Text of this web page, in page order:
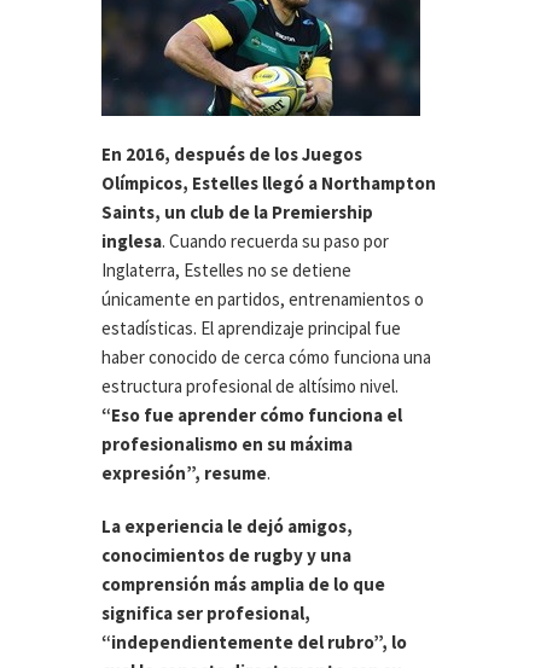
En 2016, después de los Juegos
Olímpicos, Estelles llegó a Northampton
Saints, un club de la Premiership
inglesa. Cuando recuerda su paso por
Inglaterra, Estelles no se detiene
únicamente en partidos, entrenamientos o
estadísticas. El aprendizaje principal fue
haber conocido de cerca cómo funciona una
estructura profesional de altísimo nivel.
“Eso fue aprender cómo funciona el
profesionalismo en su máxima
expresión”, resume.
La experiencia le dejó amigos,
conocimientos de rugby y una
comprensión más amplia de lo que
significa ser profesional,
“independientemente del rubro”, lo